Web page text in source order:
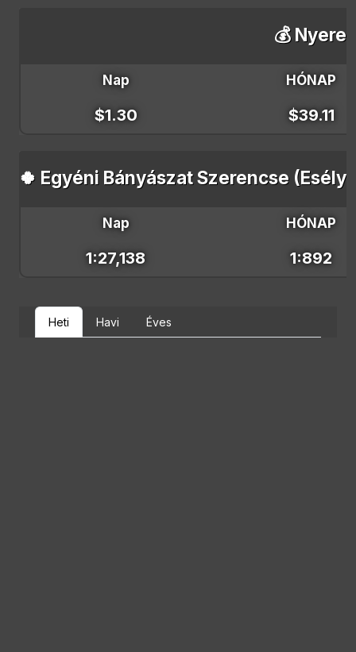
💰
Nap HÓNAP
$1.30 $39.11
🍀 Egyéni Bányászat Szerencse
Nap HÓNAP
1:27,138 1:892
Heti Havi Éves